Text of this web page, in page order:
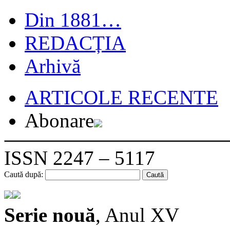
Din 1881…
REDACȚIA
Arhivă
ARTICOLE RECENTE
Abonare
ISSN 2247 – 5117
Caută după:
Serie nouă, Anul XV